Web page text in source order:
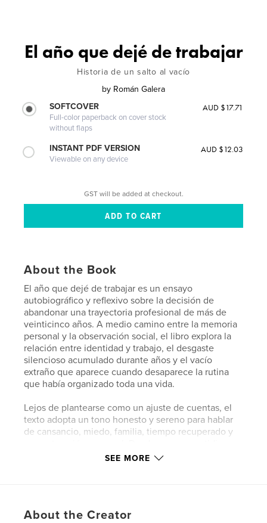
El año que dejé de trabajar
Historia de un salto al vacío
by Román Galera
SOFTCOVER
Full-color paperback on cover stock
without flaps
AUD $17.71
INSTANT PDF VERSION
Viewable on any device
AUD $12.03
GST will be added at checkout.
About the Book
El año que dejé de trabajar es un ensayo
autobiográfico y reflexivo sobre la decisión de
abandonar una trayectoria profesional de más de
veinticinco años. A medio camino entre la memoria
personal y la observación social, el libro explora la
relación entre identidad y trabajo, el desgaste
silencioso acumulado durante años y el vacío
extraño que aparece cuando desaparece la rutina
que había organizado toda una vida.
Lejos de plantearse como un ajuste de cuentas, el
texto adopta un tono honesto y sereno para hablar
de cansancio, miedo, familia, tiempo recuperado y
hasta reflexiones más profundas sobre
SEE MORE
About the Creator